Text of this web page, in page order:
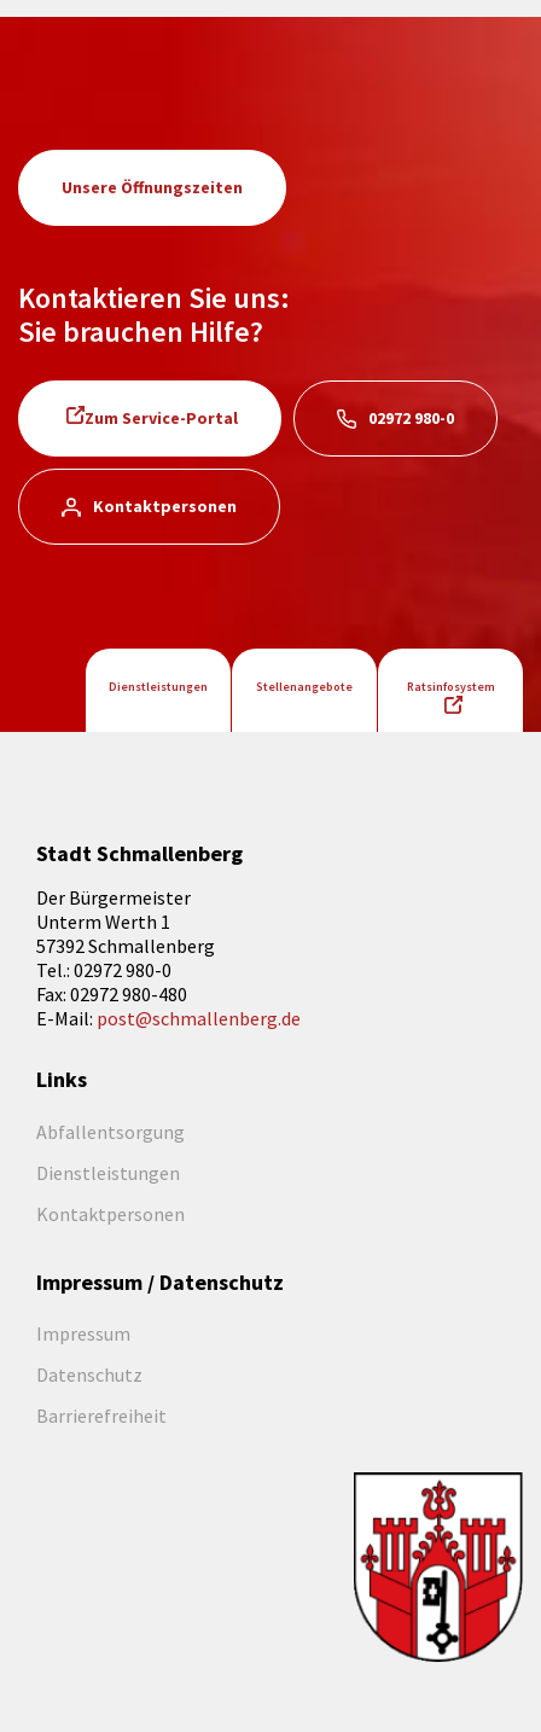
Unsere Öffnungszeiten
Kontaktieren Sie uns:
Sie brauchen Hilfe?
Zum Service-Portal 02972 980-0
Kontaktpersonen
Dienstleistungen Stellenangebote Ratsinfosystem
Stadt Schmallenberg
Der Bürgermeister
Unterm Werth 1
57392 Schmallenberg
Tel.: 02972 980-0
Fax: 02972 980-480
E-Mail: post@schmallenberg.de
Links
Abfallentsorgung
Dienstleistungen
Kontaktpersonen
Impressum / Datenschutz
Impressum
Datenschutz
Barrierefreiheit